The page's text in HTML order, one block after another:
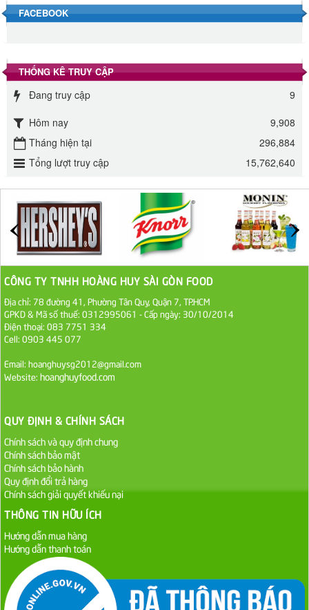
Đường phèn hạt Long An 500g
Đường phèn Long An bao 10kg
295.000 VND
Đường mía thiên nhiên Biên Hòa gói 1kg
27.000 VND
Đường cát trắng An Khê bao 50kg
1.100.000 VND
Sa Tế Tôm Cholimex PET Hũ 450g
36.000 VND
Dầu Ăn Tường An Olita 25kg
Liên hệ
FACEBOOK
THỐNG KÊ TRUY CẬP
Đang truy cập
9
Hôm nay
9,908
Tháng hiện tại
296,884
Tổng lượt truy cập
15,762,640
CÔNG TY TNHH HOÀNG HUY SÀI GÒN FOOD
Địa chỉ: 78 đường 41, Phường Tân Quy, Quận 7, TP.HCM
GPKD & Mã số thuế: 0312995061 - Cấp ngày: 30/10/2014
Điện thoại: 083 7751 334
Cell: 0903 445 077
Email: hoanghuysg2012@gmail.com
Website: hoanghuyfood.com
QUY ĐỊNH & CHÍNH SÁCH
Chính sách và quy định chung
Chính sách bảo mật
Chính sách bảo hành
Quy định đổi trả hàng
Chính sách giải quyết khiếu nại
THÔNG TIN HỮU ÍCH
Hướng dẫn mua hàng
Hướng dẫn thanh toán